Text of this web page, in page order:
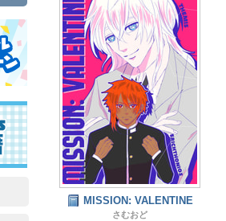
MISSION: VALENTINE
さむおど